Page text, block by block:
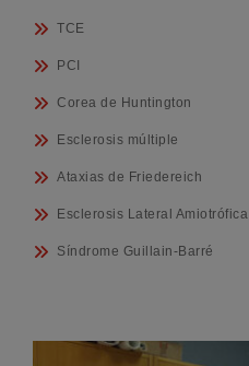
TCE
PCI
Corea de Huntington
Esclerosis múltiple
Ataxias de Friedereich
Esclerosis Lateral Amiotrófica
Síndrome Guillain-Barré